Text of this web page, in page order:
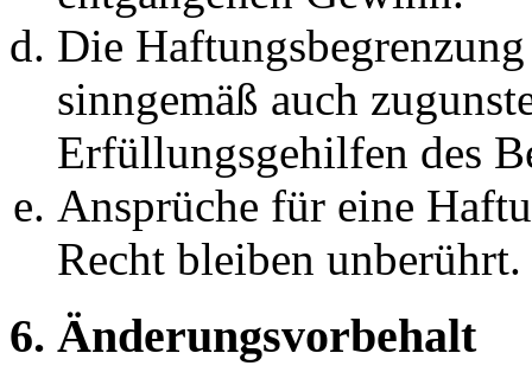
Die
sinngemäß auch
Erfüllungsgehilfen des
Ansprüche für eine
Recht bleiben unberührt.
6. Änderungsvorbehalt